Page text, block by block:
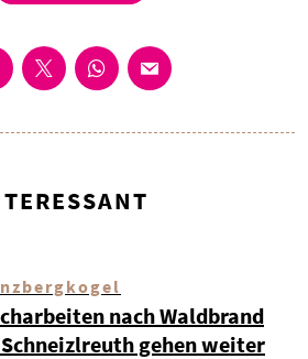
nach Waldbrand
gehen weiter